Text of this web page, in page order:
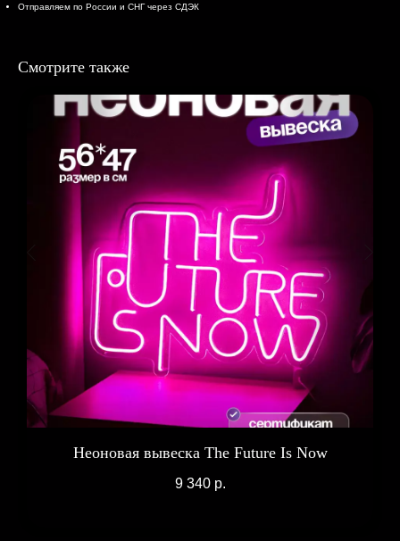
Отправляем по России и СНГ через СДЭК
Смотрите также
Неоновая вывеска The Future Is Now
9 340 р.